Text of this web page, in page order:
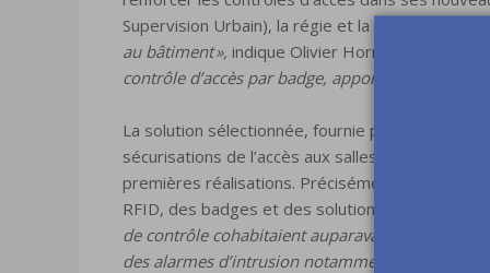
Supervision Urbain), la régie et la salle d’armes.
au bâtiment », indique Olivier Horrut, chef de
contrôle d’accès par badge, apportant de la
La solution sélectionnée, fournie par HID
sécurisations de l’accès aux salles
premières réalisations. Précisément, des
RFID, des badges et des solutions pour
de contrôle cohabitaient auparavant sur la
des alarmes d’intrusion notamment »,